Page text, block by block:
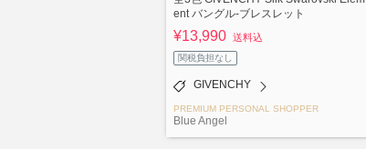
ent バングル-ブレスレット
¥13,990 送料込
関税負担なし
GIVENCHY
PREMIUM PERSONAL SHOPPER
Blue Angel